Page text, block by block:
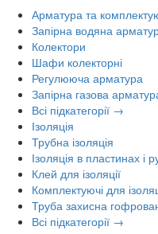
Арматура та
Запірна водяна
Колектори
Шафи колекторні
Регулююча арматура
Запірна газова
Всі підкатегорії →
Ізоляція
Трубна ізоляція
Ізоляція в пластинах і
Клей для ізоляції
Комплектуючі для
Труба захисна
Всі підкатегорії →